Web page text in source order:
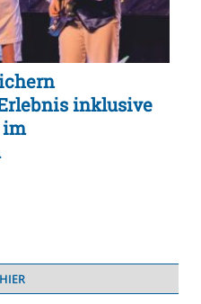
inklusive
im